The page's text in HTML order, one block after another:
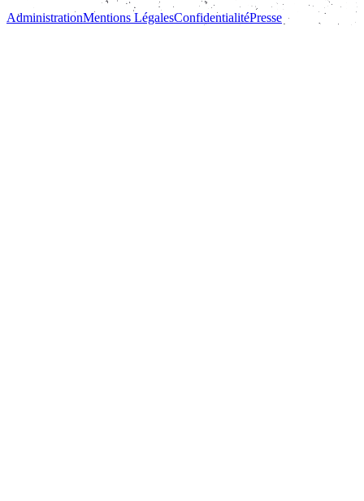
AdministrationMentions LégalesConfidentialitéPresse